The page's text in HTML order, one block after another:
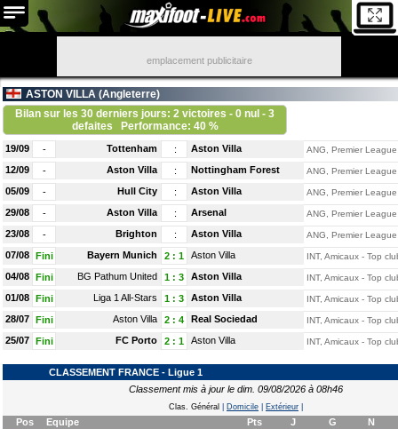
emplacement publicitaire
ASTON VILLA (Angleterre)
Bilan sur les 30 derniers jours: 2 victoires - 0 nul - 3
defaites
Performance: 40 %
19/09 - Tottenham : Aston Villa ANG, Premier League
12/09 - Aston Villa : Nottingham Forest ANG, Premier League
05/09 - Hull City : Aston Villa ANG, Premier League
29/08 - Aston Villa : Arsenal ANG, Premier League
23/08 - Brighton : Aston Villa ANG, Premier League
07/08 Fini Bayern Munich 2 : 1 Aston Villa INT, Amicaux - Top
04/08 Fini BG Pathum United 1 : 3 Aston Villa INT, Amicaux - Top
01/08 Fini Liga 1 All-Stars 1 : 3 Aston Villa INT, Amicaux - Top
28/07 Fini Aston Villa 2 : 4 Real Sociedad INT, Amicaux - Top
25/07 Fini FC Porto 2 : 1 Aston Villa INT, Amicaux - Top
CLASSEMENT FRANCE - Ligue 1
Classement mis à jour le dim. 09/08/2026 à 08h46
Clas. Général Domicile Extérieur
Pos Equipe Pts J G
N